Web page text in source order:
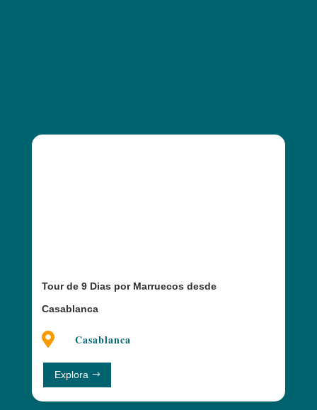
Tour de 9 Dias por Marruecos desde
Casablanca
 Casablanca
Explora